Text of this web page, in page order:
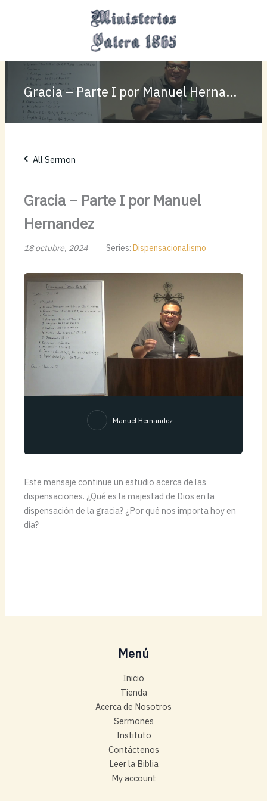
Gracia – Parte I por Manuel Hernandez
All Sermon
Gracia – Parte I por Manuel
Hernandez
18 octubre, 2024 Series:Dispensacionalismo
Manuel Hernandez
Este mensaje continue un estudio acerca de las
dispensaciones. ¿Qué es la majestad de Dios en la
dispensación de la gracia? ¿Por qué nos importa hoy en
día?
Menú
Inicio
Tienda
Acerca de Nosotros
Sermones
Instituto
Contáctenos
Leer la Biblia
My account